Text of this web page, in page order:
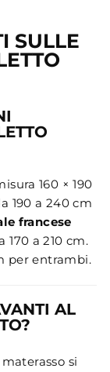
SULLE
160 × 190
190 a 240 cm
francese
170 a 210 cm.
per entrambi.
AL
si